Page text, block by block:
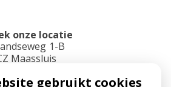
onze locatie
1-B
Maassluis
gebruikt cookies